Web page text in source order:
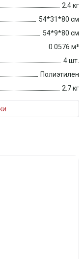
2.4 кг
54*31*80 см
54*9*80 см
0.0576 м³
4 шт.
Полиэтилен
2.7 кг